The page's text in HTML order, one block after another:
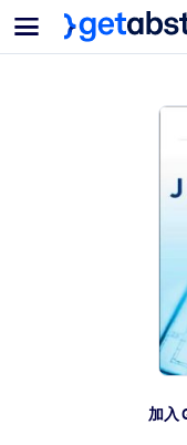
菜单
面向团队与管理者
帮助您的管理者为未
让团队更轻松地共
技能提升与重塑
培养您的员工应对
面向人工智能系统
加入